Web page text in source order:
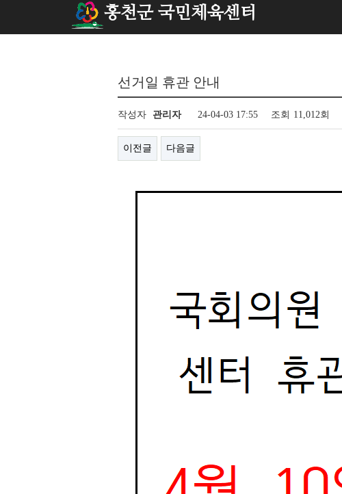
홍천군 국민체육센터
선거일 휴관 안내
작성자 관리자 24-04-03 17:55 조회 11,012회
이전글 다음글